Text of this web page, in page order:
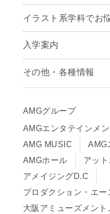
アニメーション学
声優学科
イラスト系学科でお
入学案内
募集要項
早期出願制度・AO
入学までの流れ
学費サポート・各種
学費について
Q&A
その他・各種情報
アクセス
サイトポリシー
在校生・保護者の方
卒業生の皆様へ
AMGグループ
AMGエンタテインメン
AMG MUSIC
AMG
AMGホール
アッ
アメイジングD.C
プロダクション・エー
大阪アミューズメント